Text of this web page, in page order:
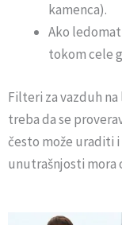
kamenca).
Ako
tokom cele
Filteri za vazduh
treba da se
često može uraditi
unutrašnjosti mora